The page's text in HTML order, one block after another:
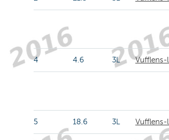
4 4.6 3L Vufflens-
5 18.6 3L Vufflens-